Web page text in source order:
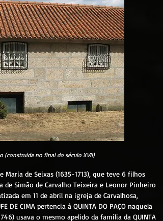
(construida no final do século XVII)
de Simão de Carvalho Teixeira e Leonor Pinheiro
em 11 de abril na igreja de Carvalhosa,
DE CIMA pertencia à QUINTA DO PAÇO naquela
usava o mesmo apelido da família da QUINTA